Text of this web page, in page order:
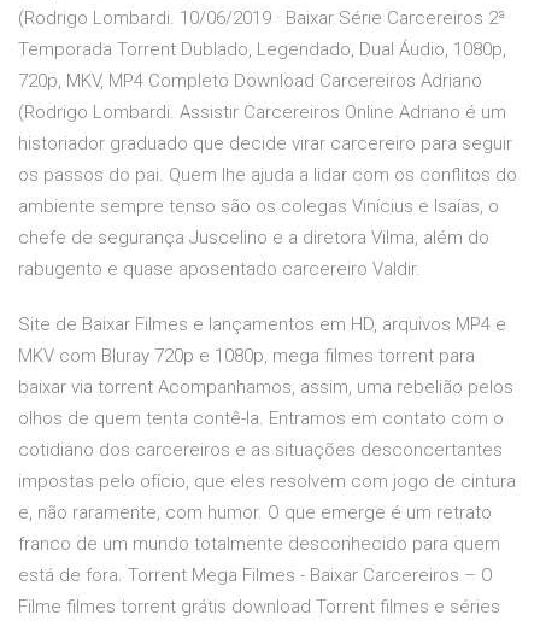
(Rodrigo Lombardi. 10/06/2019 · Baixar Série Carcereiros 2ª
Temporada Torrent Dublado, Legendado, Dual Áudio, 1080p,
720p, MKV, MP4 Completo Download Carcereiros Adriano
(Rodrigo Lombardi. Assistir Carcereiros Online Adriano é um
historiador graduado que decide virar carcereiro para seguir
os passos do pai. Quem lhe ajuda a lidar com os conflitos do
ambiente sempre tenso são os colegas Vinícius e Isaías, o
chefe de segurança Juscelino e a diretora Vilma, além do
rabugento e quase aposentado carcereiro Valdir.
Site de Baixar Filmes e lançamentos em HD, arquivos MP4 e
MKV com Bluray 720p e 1080p, mega filmes torrent para
baixar via torrent Acompanhamos, assim, uma rebelião pelos
olhos de quem tenta contê-la. Entramos em contato com o
cotidiano dos carcereiros e as situações desconcertantes
impostas pelo ofício, que eles resolvem com jogo de cintura
e, não raramente, com humor. O que emerge é um retrato
franco de um mundo totalmente desconhecido para quem
está de fora. Torrent Mega Filmes - Baixar Carcereiros – O
Filme filmes torrent grátis download Torrent filmes e séries